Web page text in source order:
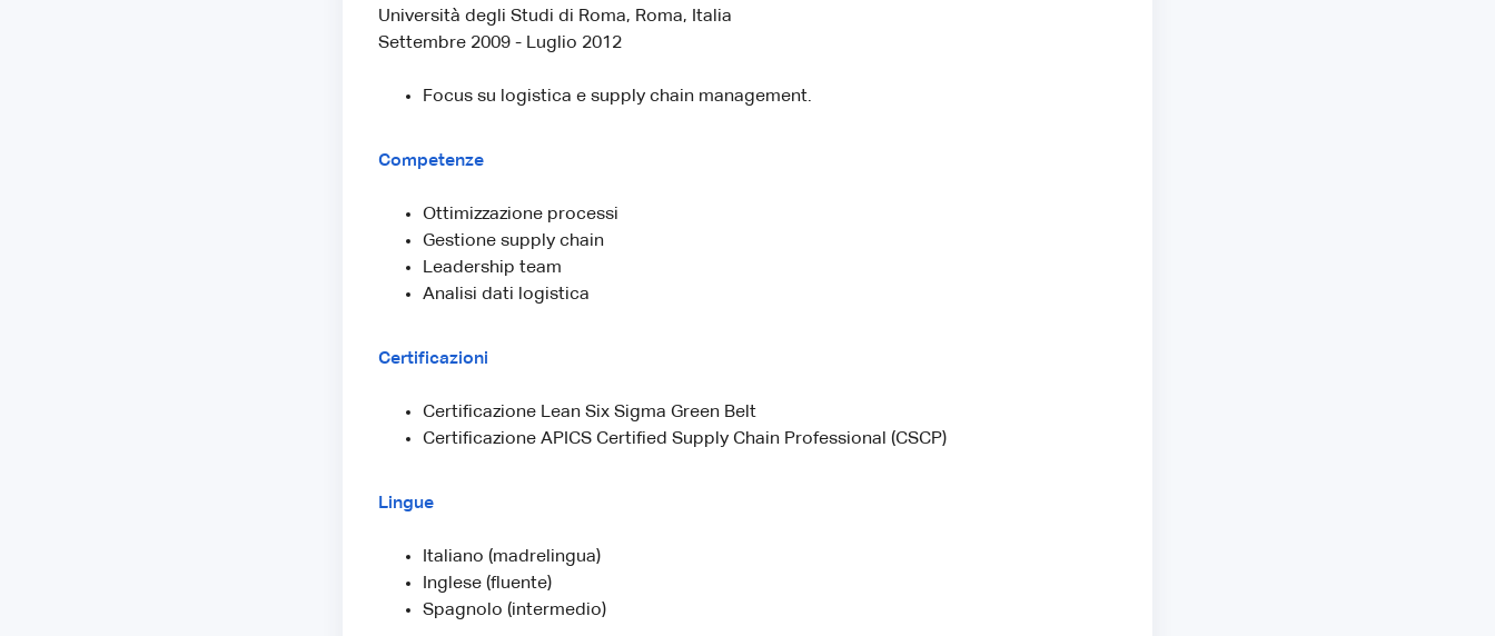
Università degli Studi di Roma, Roma, Italia
Settembre 2009 - Luglio 2012
Focus su logistica e supply chain management.
Competenze
Ottimizzazione processi
Gestione supply chain
Leadership team
Analisi dati logistica
Certificazioni
Certificazione Lean Six Sigma Green Belt
Certificazione APICS Certified Supply Chain Professional (CSCP)
Lingue
Italiano (madrelingua)
Inglese (fluente)
Spagnolo (intermedio)